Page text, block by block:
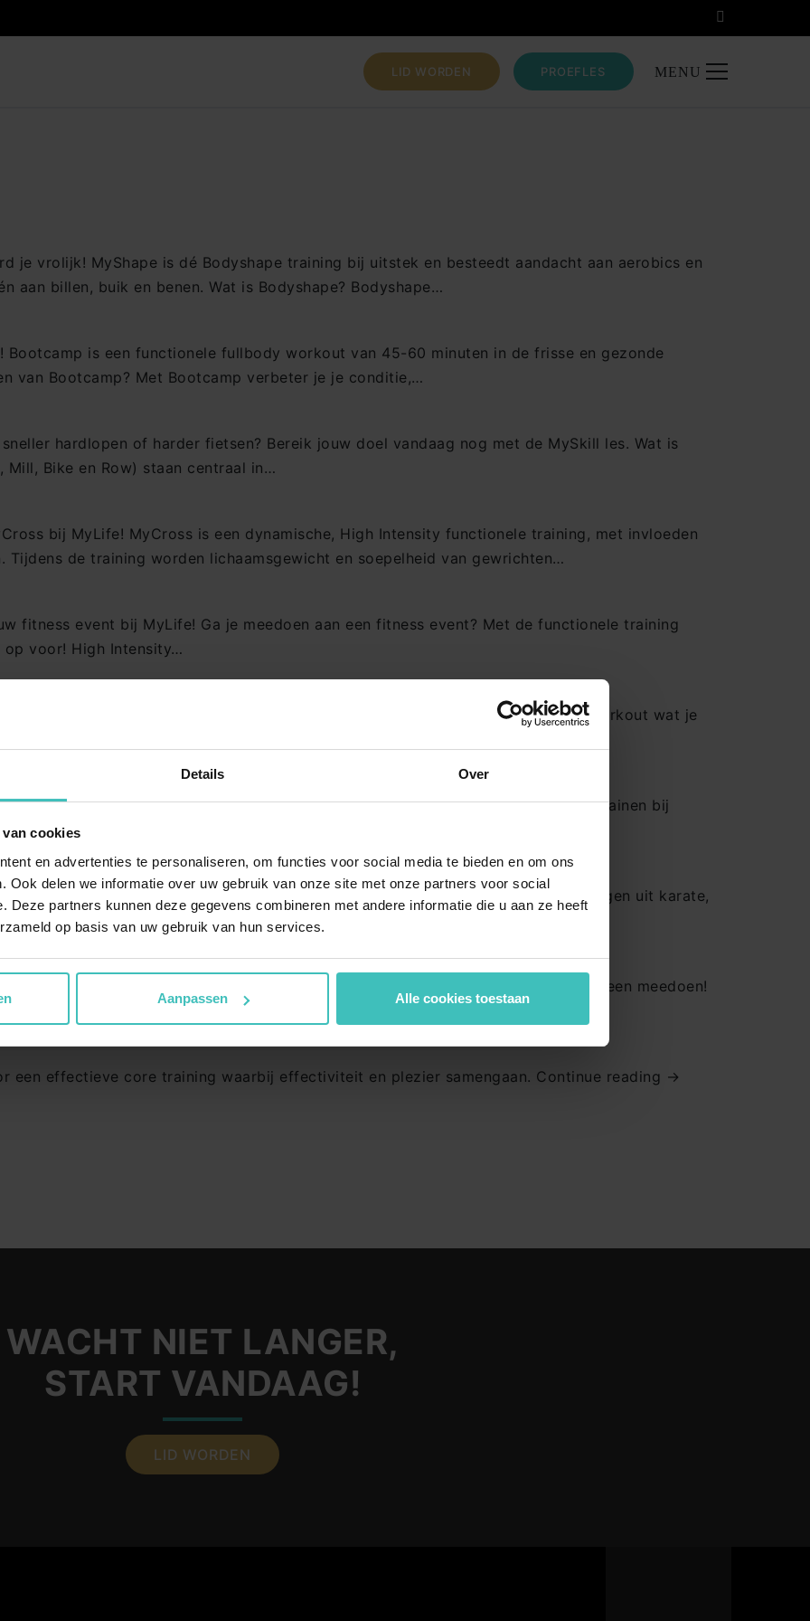
Details Over
cookies
en advertenties te personaliseren, om functies voor social media te bieden en om ons
Ook delen we informatie over uw gebruik van onze site met onze partners voor social
Deze partners kunnen deze gegevens combineren met andere informatie die u aan ze heeft
op basis van uw gebruik van hun services.
Aanpassen Alle cookies toestaan
LID WORDEN PROEFLES MENU
Pilates
LOCATIES
MyLife Berkel
MyLife Diemen
MyLife Doetinchem
MyLife Drunen
MyLife Goes
MyLife Heemskerk
MyLife Hoofddorp
MyLife Mill
MyLife Purmerend
MyLife Rotterdam aan de Maas
MyLife Terborg
MyLife Tilburg
MyLife Wageningen
je vrolijk! MyShape is dé Bodyshape training bij uitstek en besteedt aandacht aan aerobics en
aan billen, buik en benen. Wat is Bodyshape? Bodyshape…
Bootcamp is een functionele fullbody workout van 45-60 minuten in de frisse en gezonde
van Bootcamp? Met Bootcamp verbeter je je conditie,…
hardlopen of harder fietsen? Bereik jouw doel vandaag nog met de MySkill les. Wat is
Mill, Bike en Row) staan centraal in…
bij MyLife! MyCross is een dynamische, High Intensity functionele training, met invloeden
Tijdens de training worden lichaamsgewicht en soepelheid van gewrichten…
fitness event bij MyLife! Ga je meedoen aan een fitness event? Met de functionele training
voor! High Intensity…
trainingsschema of ben je toe aan een nieuwe uitdaging? Dan is een HITT workout wat je
High…
uitdaging in je training en wil je je hele lichaam trainen? Dan is Functioneel Trainen bij
Trainen?…
toffe high energy workout geïnspireerd op Oosterse vechtkunsten met bewegingen uit karate,
krijg je in no time een geweldige conditie en…
nog steeds favoriet bij sportieve dansers. Als je een MyZumba les ziet, wil je meteen meedoen!
de makkelijk te volgen dans-…
een effectieve core training waarbij effectiviteit en plezier samengaan. Continue reading →
WACHT NIET LANGER,
START VANDAAG!
LID WORDEN